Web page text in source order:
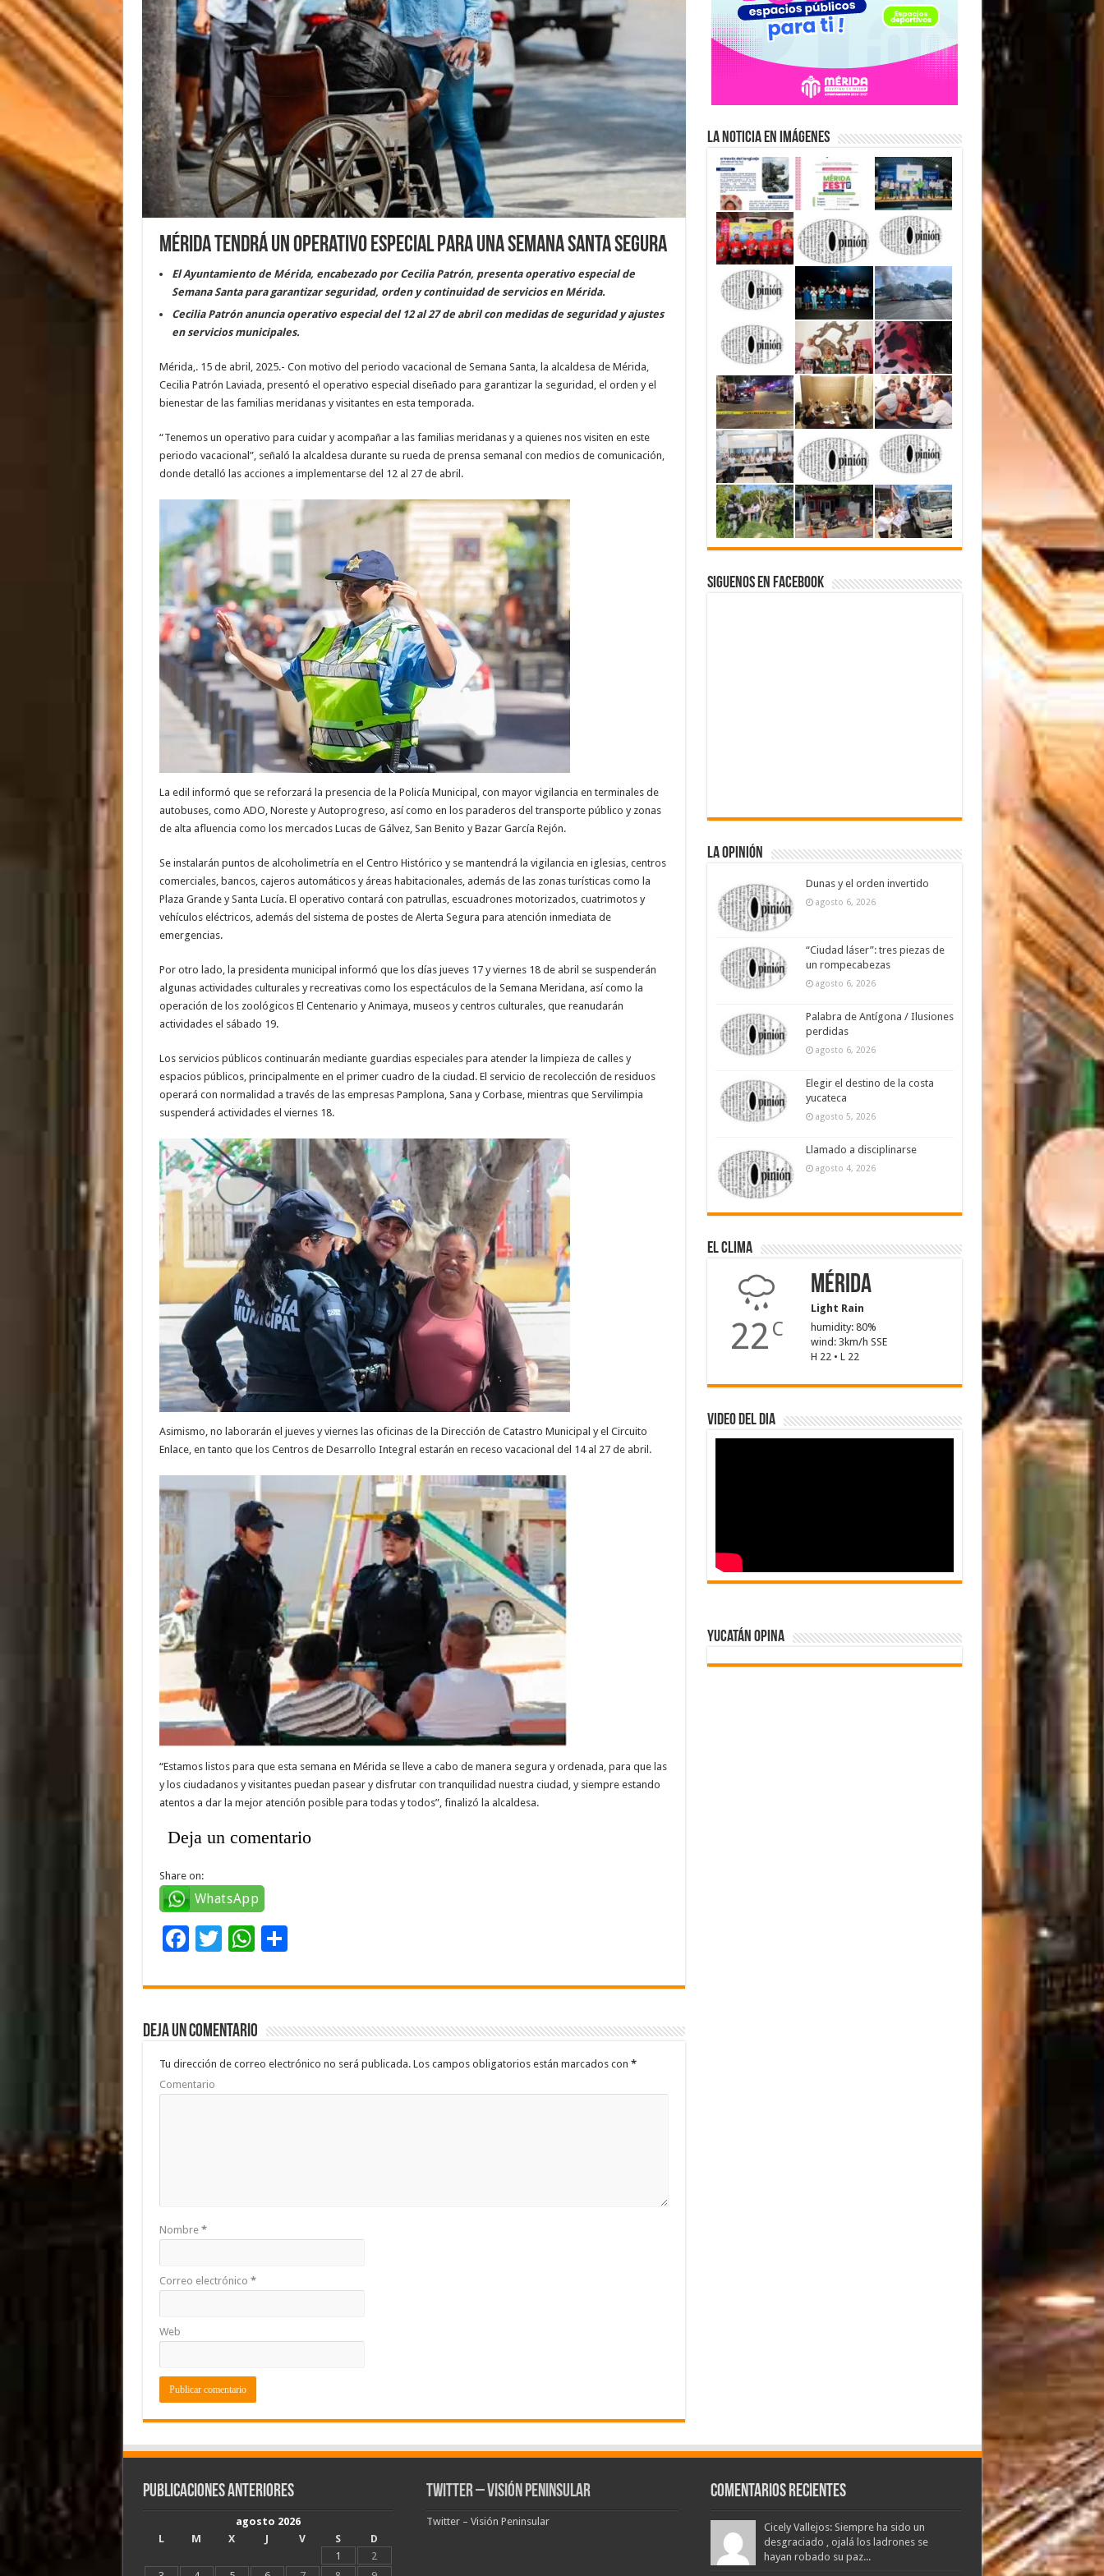
Mérida tendrá un operativo especial para una Semana Santa segura
El Ayuntamiento de Mérida, encabezado por Cecilia Patrón, presenta operativo especial de
Semana Santa para garantizar seguridad, orden y continuidad de servicios en Mérida.
Cecilia Patrón anuncia operativo especial del 12 al 27 de abril con medidas de seguridad y ajustes
en servicios municipales.
Mérida,. 15 de abril, 2025.- Con motivo del periodo vacacional de Semana Santa, la alcaldesa de Mérida,
Cecilia Patrón Laviada, presentó el operativo especial diseñado para garantizar la seguridad, el orden y el
bienestar de las familias meridanas y visitantes en esta temporada.
“Tenemos un operativo para cuidar y acompañar a las familias meridanas y a quienes nos visiten en este
periodo vacacional”, señaló la alcaldesa durante su rueda de prensa semanal con medios de comunicación,
donde detalló las acciones a implementarse del 12 al 27 de abril.
La edil informó que se reforzará la presencia de la Policía Municipal, con mayor vigilancia en terminales de
autobuses, como ADO, Noreste y Autoprogreso, así como en los paraderos del transporte público y zonas
de alta afluencia como los mercados Lucas de Gálvez, San Benito y Bazar García Rejón.
Se instalarán puntos de alcoholimetría en el Centro Histórico y se mantendrá la vigilancia en iglesias, centros
comerciales, bancos, cajeros automáticos y áreas habitacionales, además de las zonas turísticas como la
Plaza Grande y Santa Lucía. El operativo contará con patrullas, escuadrones motorizados, cuatrimotos y
vehículos eléctricos, además del sistema de postes de Alerta Segura para atención inmediata de
emergencias.
Por otro lado, la presidenta municipal informó que los días jueves 17 y viernes 18 de abril se suspenderán
algunas actividades culturales y recreativas como los espectáculos de la Semana Meridana, así como la
operación de los zoológicos El Centenario y Animaya, museos y centros culturales, que reanudarán
actividades el sábado 19.
Los servicios públicos continuarán mediante guardias especiales para atender la limpieza de calles y
espacios públicos, principalmente en el primer cuadro de la ciudad. El servicio de recolección de residuos
operará con normalidad a través de las empresas Pamplona, Sana y Corbase, mientras que Servilimpia
suspenderá actividades el viernes 18.
Asimismo, no laborarán el jueves y viernes las oficinas de la Dirección de Catastro Municipal y el Circuito
Enlace, en tanto que los Centros de Desarrollo Integral estarán en receso vacacional del 14 al 27 de abril.
“Estamos listos para que esta semana en Mérida se lleve a cabo de manera segura y ordenada, para que las
y los ciudadanos y visitantes puedan pasear y disfrutar con tranquilidad nuestra ciudad, y siempre estando
atentos a dar la mejor atención posible para todas y todos”, finalizó la alcaldesa.
Deja un comentario
Share on:
WhatsApp
F
e
b
o
o
k
T
tt
er
W
at
sA
p
p
C
m
ar
ti
r
Deja un comentario
Tu dirección de correo electrónico no será publicada.Los campos obligatorios están marcados con *
Comentario
Nombre *
Correo electrónico *
Web
La Noticia en Imágenes
Siguenos en Facebook
La Opinión
Dunas y el orden invertido
agosto 6, 2026
“Ciudad láser”: tres piezas de
un rompecabezas
agosto 6, 2026
Palabra de Antígona / Ilusiones
perdidas
agosto 6, 2026
Elegir el destino de la costa
yucateca
agosto 5, 2026
Llamado a disciplinarse
agosto 4, 2026
El Clima
22 C
Mérida
Light Rain
humidity: 80%
wind: 3km/h SSE
H 22 • L 22
Video del dia
Yucatán Opina
Publicaciones Anteriores
agosto 2026
L
M X J V S
D
1
2
Twitter – Visión Peninsular
Twitter – Visión Peninsular
Comentarios Recientes
Cicely Vallejos: Siempre ha sido un
desgraciado , ojalá los ladrones se
hayan robado su paz...